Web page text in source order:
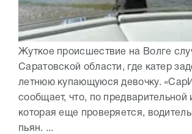
Жуткое происшествие на Волге
Саратовской области, где катер
летнюю купающуюся девочку.
сообщает, что, по
которая еще проверяется,
пьян. ...